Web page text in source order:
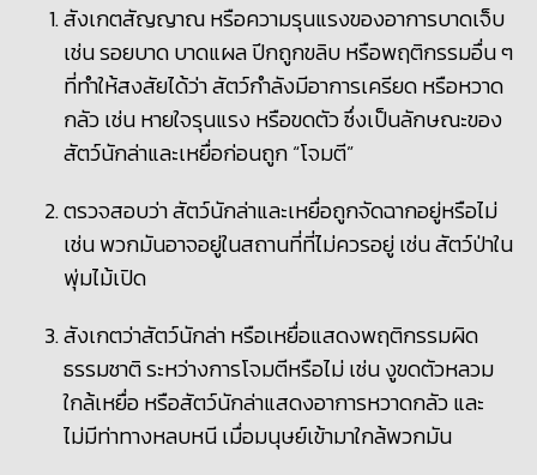
สังเกตสัญญาณ หรือความรุนแรงของอาการบาดเจ็บ
เช่น รอยบาด บาดแผล ปีกถูกขลิบ หรือพฤติกรรมอื่น ๆ
ที่ทำให้สงสัยได้ว่า สัตว์กำลังมีอาการเครียด หรือหวาด
กลัว เช่น หายใจรุนแรง หรือขดตัว ซึ่งเป็นลักษณะของ
สัตว์นักล่าและเหยื่อก่อนถูก “โจมตี”
ตรวจสอบว่า สัตว์นักล่าและเหยื่อถูกจัดฉากอยู่หรือไม่
เช่น พวกมันอาจอยู่ในสถานที่ที่ไม่ควรอยู่ เช่น สัตว์ป่าใน
พุ่มไม้เปิด
สังเกตว่าสัตว์นักล่า หรือเหยื่อแสดงพฤติกรรมผิด
ธรรมชาติ ระหว่างการโจมตีหรือไม่ เช่น งูขดตัวหลวม
ใกล้เหยื่อ หรือสัตว์นักล่าแสดงอาการหวาดกลัว และ
ไม่มีท่าทางหลบหนี เมื่อมนุษย์เข้ามาใกล้พวกมัน